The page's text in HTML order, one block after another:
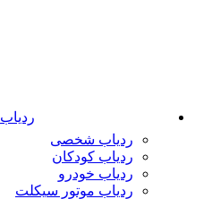
ردیاب
ردیاب شخصی
ردیاب کودکان
ردیاب خودرو
ردیاب موتور سیکلت